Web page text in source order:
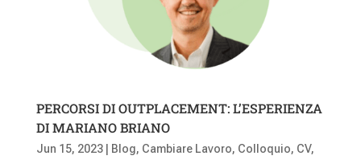
PERCORSI DI OUTPLACEMENT: L’ESPERIENZA
DI MARIANO BRIANO
Jun 15, 2023| Blog, Cambiare Lavoro, Colloquio, CV,